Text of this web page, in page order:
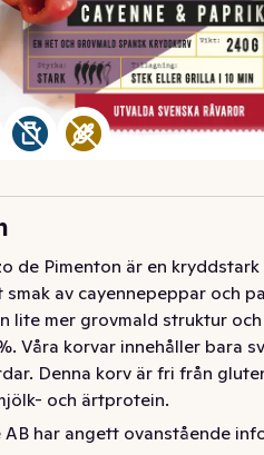
de Pimenton är en
smak av cayennepeppar och
lite mer grovmald struktur
Våra korvar innehåller bara
Denna korv är fri från
och ärtprotein.
är en kryddstark
AB har angett ovanstående